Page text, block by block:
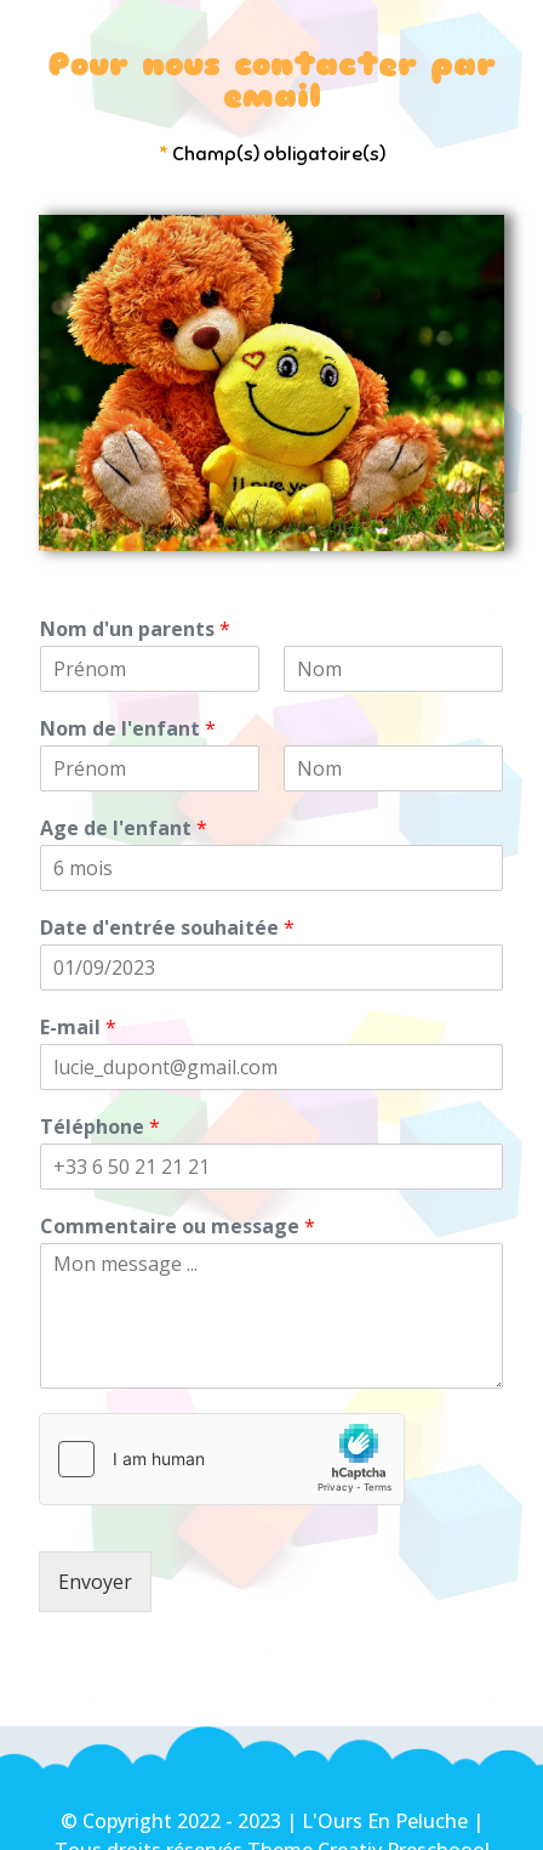
Pour nous contacter par
email
* Champ(s) obligatoire(s)
Nom d'un parents*
Nom de l'enfant*
Age de l'enfant*
Date d'entrée souhaitée*
E-mail*
Téléphone*
Commentaire ou message*
Envoyer
© Copyright 2022 - 2023 | L'Ours En Peluche |